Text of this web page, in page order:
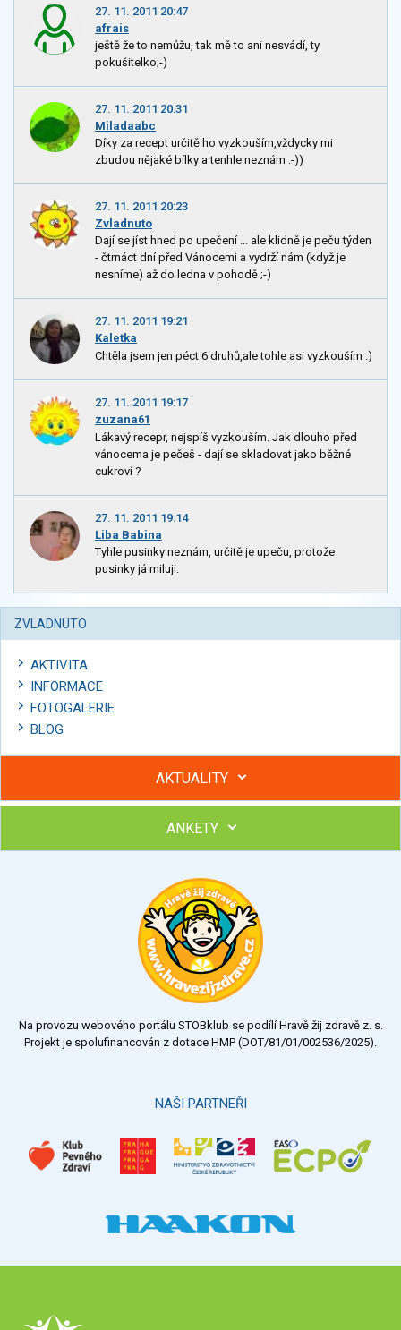
27. 11. 2011 20:47
afrais
ještě že to nemůžu, tak mě to ani nesvádí, ty
pokušitelko;-)
27. 11. 2011 20:31
Miladaabc
Díky za recept určitě ho vyzkouším,vždycky mi
zbudou nějaké bílky a tenhle neznám :-))
27. 11. 2011 20:23
Zvladnuto
Dají se jíst hned po upečení ... ale klidně je peču týden
- čtrnáct dní před Vánocemi a vydrží nám (když je
nesníme) až do ledna v pohodě ;-)
27. 11. 2011 19:21
Kaletka
Chtěla jsem jen péct 6 druhů,ale tohle asi vyzkouším :)
27. 11. 2011 19:17
zuzana61
Lákavý recepr, nejspíš vyzkouším. Jak dlouho před
vánocema je pečeš - dají se skladovat jako běžné
cukroví ?
27. 11. 2011 19:14
Liba Babina
Tyhle pusinky neznám, určitě je upeču, protože
pusinky já miluji.
ZVLADNUTO
AKTIVITA
INFORMACE
FOTOGALERIE
BLOG
AKTUALITY
Hubněte s podporou lektorky a skupiny v kurzech STOBu
Chcete poradit s hubnutím? Najděte si odborníka STOBu ve
ANKETY
Výsledky Všechny ankety
Na provozu webového portálu STOBklub se podílí Hravě žij zdravě z. s.
Projekt je spolufinancován z dotace HMP (DOT/81/01/002536/2025).
NAŠI PARTNEŘI